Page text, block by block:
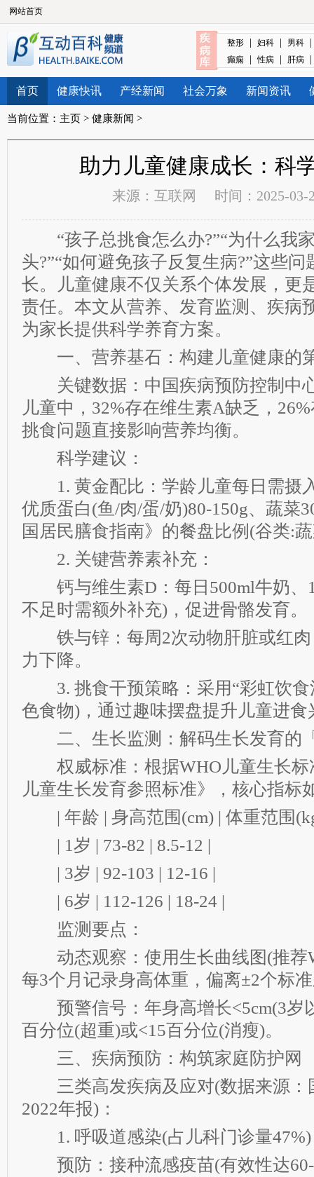
网站首页
整形 | 妇科 | 男科 |
癫痫 | 性病 | 肝病 |
首页 健康快讯 产经新闻 社会万象 新闻资讯
当前位置： 主页 > 健康新闻 >
助力儿童健康成长：科
来源： 互联网 时间：2025-03-
“孩子总挑食怎么办?”“为什么我
头?”“如何避免孩子反复生病?”这些
长。儿童健康不仅关系个体发展，更
责任。本文从营养、发育监测、疾病
为家长提供科学养育方案。
一、营养基石：构建儿童健康的
关键数据：中国疾病预防控制中
儿童中，32%存在维生素A缺乏，
挑食问题直接影响营养均衡。
科学建议：
1. 黄金配比：学龄儿童每日需摄
优质蛋白(鱼/肉/蛋/奶)80-150g、蔬菜
国居民膳食指南》的餐盘比例(谷类:
2. 关键营养素补充：
钙与维生素D：每日500ml牛奶、
不足时需额外补充)，促进骨骼发育。
铁与锌：每周2次动物肝脏或红肉
力下降。
3. 挑食干预策略：采用“彩虹饮食
色食物)，通过趣味摆盘提升儿童进食
二、生长监测：解码生长发育的
权威标准：根据WHO儿童生长标
儿童生长发育参照标准》，核心指标
| 年龄 | 身高范围(cm) | 体重范围
| 1岁 | 73-82 | 8.5-12 |
| 3岁 | 92-103 | 12-16 |
| 6岁 | 112-126 | 18-24 |
监测要点：
动态观察：使用生长曲线图(推荐
每3个月记录身高体重，偏离±2个标
预警信号：年身高增长<5cm(3岁
百分位(超重)或<15百分位(消瘦)。
三、疾病预防：构筑家庭防护网
三类高发疾病及应对(数据来源：
2022年报)：
1. 呼吸道感染(占儿科门诊量47%)
预防：接种流感疫苗(有效性达60-